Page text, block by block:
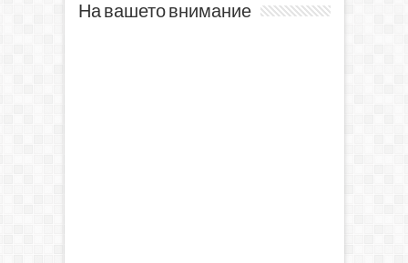
На вашето внимание